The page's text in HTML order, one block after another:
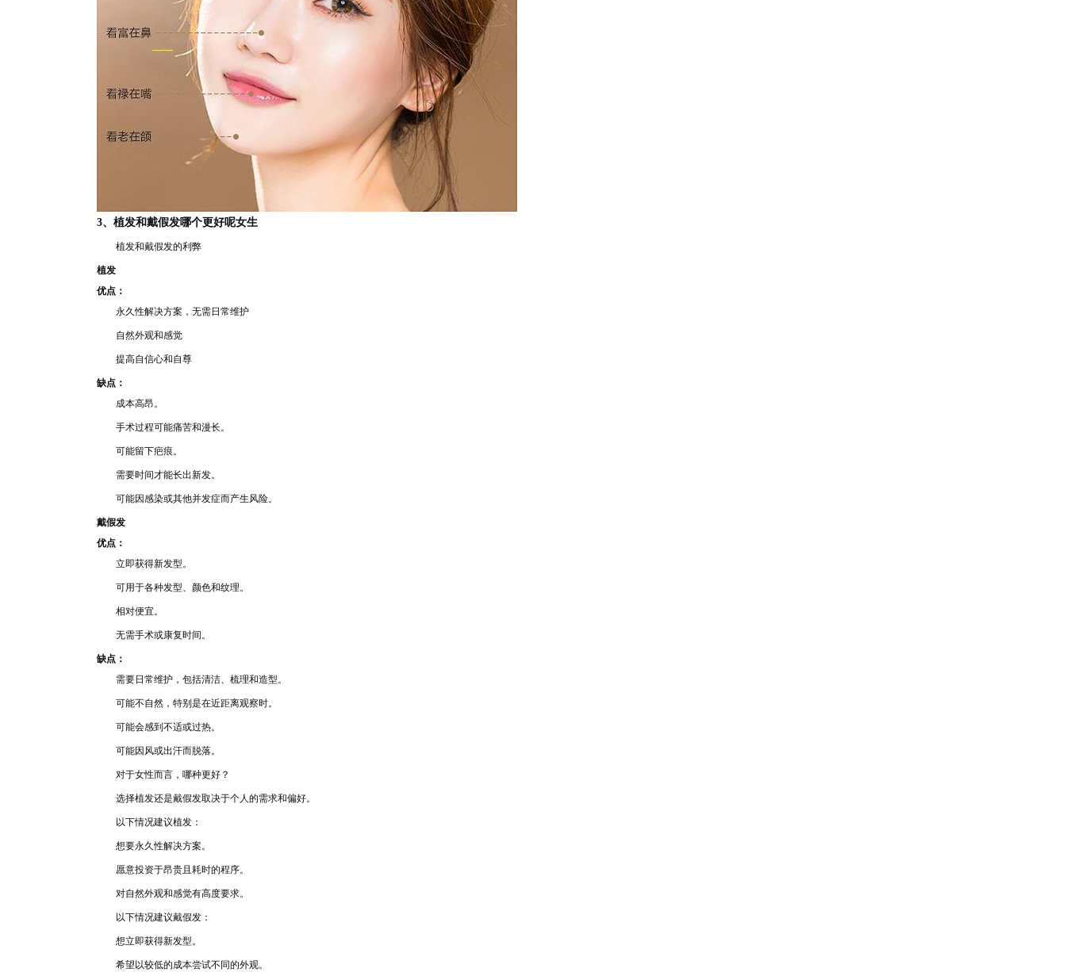
3、植发和戴假发哪个更好呢女生
植发和戴假发的利弊
植发
优点：
永久性解决方案，无需日常维护
自然外观和感觉
提高自信心和自尊
缺点：
成本高昂 。
手术过程可能痛苦和漫长。
可能留下疤痕。
需要时间才能长出新发。
可能因感染或其他并发症而产生风险。
戴假发
优点：
立即获得新发型。
可用于各种发型、颜色和纹理。
相对便宜。
无需手术或康复时间 。
缺点：
需要日常维护，包括清洁、梳理和造型。
可能不自然 ，特别是在近距离观察时。
可能会感到不适或过热。
可能因风或出汗而脱落。
对于女性而言，哪种更好 ？
选择植发还是戴假发取决于个 人的需求和偏好。
以下情况建议植发：
想要永久性解决方案 。
愿意投资于昂贵且耗时的程序。
对自然外观和感觉有高度要求。
以下情况建议戴假发：
想立即获得新发型。
希望以较低的成本尝试不同的外观。